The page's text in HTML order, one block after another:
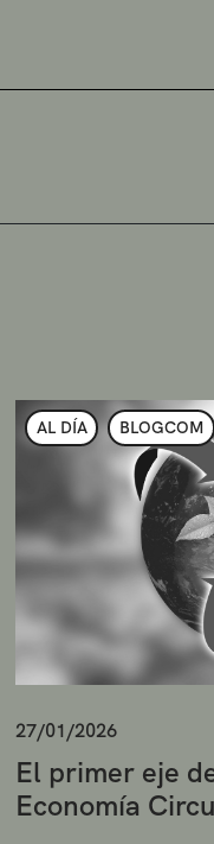
AL DÍA BLOGCOM
27/01/2026
El primer eje
Economía